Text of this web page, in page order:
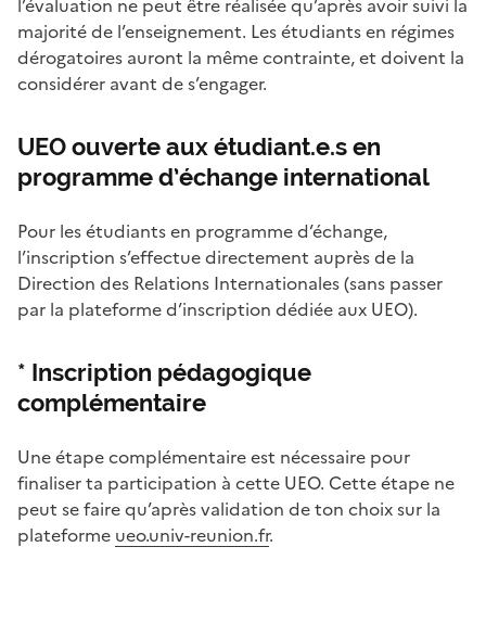
l’évaluation ne peut être réalisée qu’après avoir suivi la
majorité de l’enseignement. Les étudiants en régimes
dérogatoires auront la même contrainte, et doivent la
considérer avant de s’engager.
UEO ouverte aux étudiant.e.s en
programme d’échange international
Pour les étudiants en programme d’échange,
l’inscription s’effectue directement auprès de la
Direction des Relations Internationales (sans passer
par la plateforme d’inscription dédiée aux UEO).
* Inscription pédagogique
complémentaire
Une étape complémentaire est nécessaire pour
finaliser ta participation à cette UEO. Cette étape ne
peut se faire qu’après validation de ton choix sur la
plateforme ueo.univ-reunion.fr.